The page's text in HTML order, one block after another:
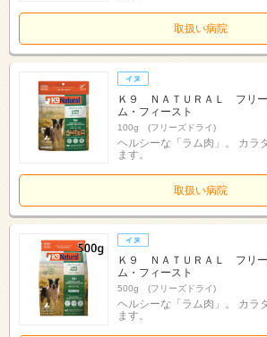
取扱い病院
Ｋ９ ＮＡＴＵＲＡＬ フリ
ム・フィースト
100g (フリーズドライ)
ヘルシーな「ラム肉」。 カラ
ます。
取扱い病院
Ｋ９ ＮＡＴＵＲＡＬ フリ
ム・フィースト
500g (フリーズドライ)
ヘルシーな「ラム肉」。 カラ
ます。